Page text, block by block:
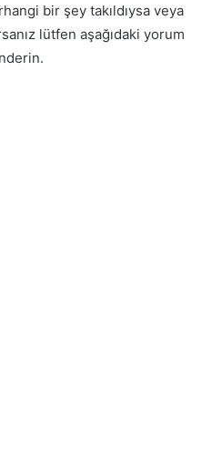
bir şey takıldıysa veya
lütfen aşağıdaki yorum